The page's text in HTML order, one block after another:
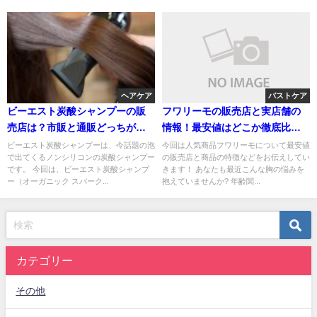
ヘアケア
ビーエスト炭酸シャンプーの販
売店は？市販と通販どっちが最
安値？
ビーエスト炭酸シャンプーは、今話題の泡
で出てくるノンシリコンの炭酸シャンプー
です。 今回は、ビーエスト炭酸シャンプ
ー（オーガニック スパーク...
バストケア
フワリーモの販売店と実店舗の
情報！最安値はどこか徹底比
較！
今回は人気商品フワリーモについて最安値
の販売店と商品の特徴などをお伝えしてい
きます！ あなたも最近こんな胸の悩みを
抱えていませんか? 年齢関...
カテゴリー
その他